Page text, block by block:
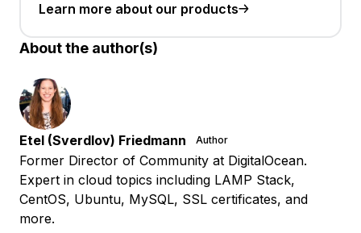
Learn more about our products
About the author(s)
Etel (Sverdlov) Friedmann Author
Former Director of Community at DigitalOcean.
Expert in cloud topics including LAMP Stack,
CentOS, Ubuntu, MySQL, SSL certificates, and
more.